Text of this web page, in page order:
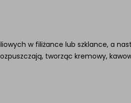
w filiżance lub szklance, a
tworząc kremowy,